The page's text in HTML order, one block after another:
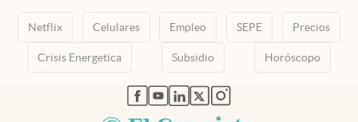
Netflix Celulares Empleo SEPE Precios
Crisis Energetica Subsidio Horóscopo
abre en nueva pestaña
abre en nueva pestaña
abre en nueva pestaña
abre en nueva pestaña
abre en nueva pestaña